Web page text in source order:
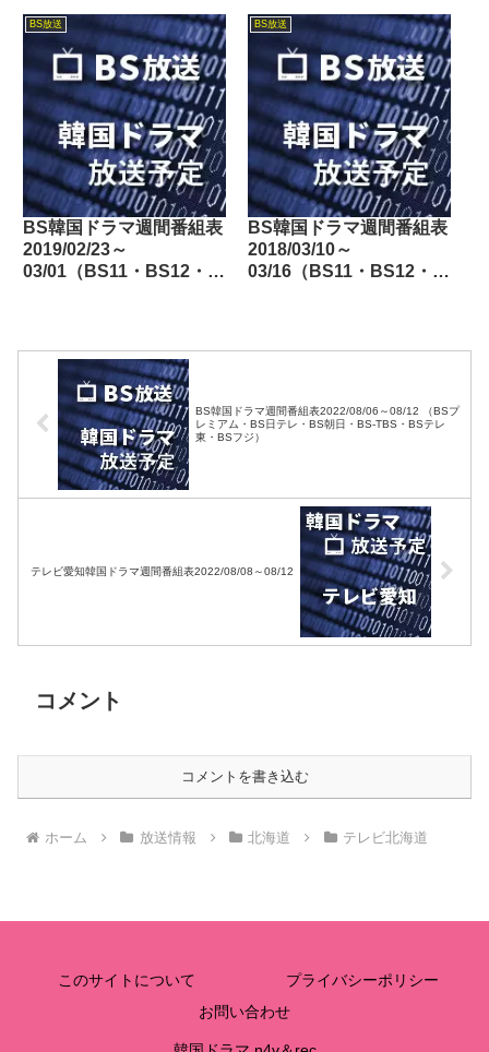
BS放送
BS韓国ドラマ週間番組表
2019/02/23～
03/01（BS11・BS12・
BS放送
BS韓国ドラマ週間番組表
2018/03/10～
03/16（BS11・BS12・
BS韓国ドラマ週間番組表2022/08/06～08/12 （BSプ
レミアム・BS日テレ・BS朝日・BS-TBS・BSテレ
東・BSフジ）
テレビ愛知韓国ドラマ週間番組表2022/08/08～08/12
コメント
コメントを書き込む
ホーム 放送情報 北海道 テレビ北海道
このサイトについて
プライバシーポリシー
お問い合わせ